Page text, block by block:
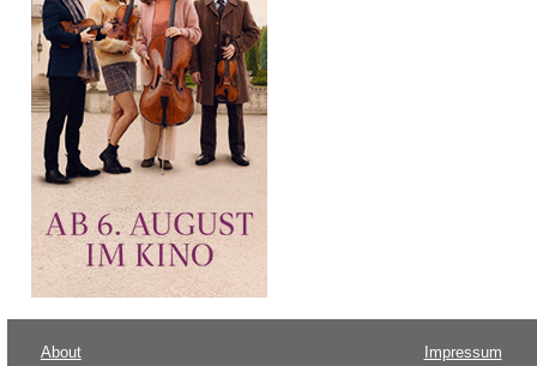
About Impressum